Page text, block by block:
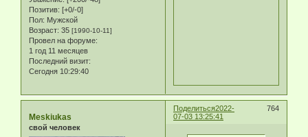
Позитив: [+0/-0]
Пол: Мужской
Возраст: 35 [1990-10-11]
Провел на форуме:
1 год 11 месяцев
Последний визит:
Сегодня 10:29:40
Поделиться 764
2022-
07-03 13:25:41
Meskiukas
свой человек